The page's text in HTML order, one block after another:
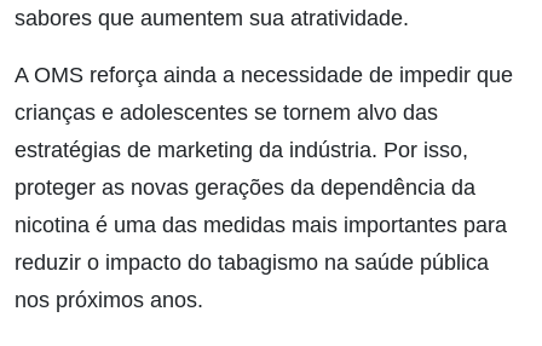
sabores que aumentem sua atratividade.
A OMS reforça ainda a necessidade de impedir que
crianças e adolescentes se tornem alvo das
estratégias de marketing da indústria. Por isso,
proteger as novas gerações da dependência da
nicotina é uma das medidas mais importantes para
reduzir o impacto do tabagismo na saúde pública
nos próximos anos.